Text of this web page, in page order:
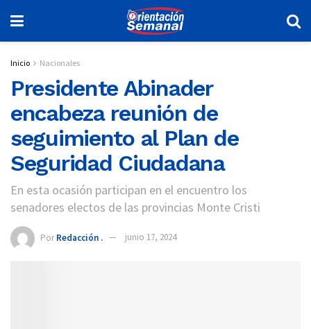
Inicio Nacionales
Presidente Abinader
encabeza reunión de
seguimiento al Plan de
Seguridad Ciudadana
En esta ocasión participan en el encuentro los
senadores electos de las provincias Monte Cristi
Por Redacción . junio 17, 2024